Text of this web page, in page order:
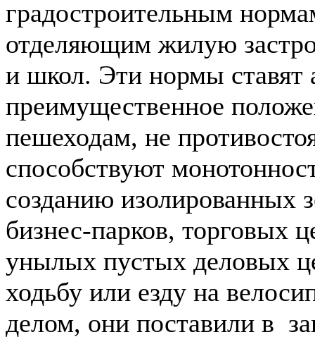
градостроительным
отделяющим жилую
и школ. Эти нормы ставят
преимущественное
пешеходам, не
способствуют
созданию изолированных
бизнес-парков, торговых
унылых пустых деловых
ходьбу или езду на
делом, они поставили в